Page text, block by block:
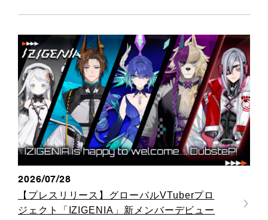
2026/07/28
【プレスリリース】グローバルVTuberプロ
ジェクト「IZIGENIA」新メンバーデビュー